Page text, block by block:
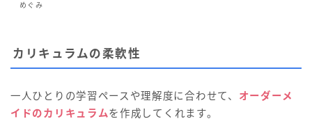
めぐみ
カリキュラムの柔軟性
一人ひとりの学習ペースや理解度に合わせて、 オーダーメ
イドのカリキュラムを作成してくれます。